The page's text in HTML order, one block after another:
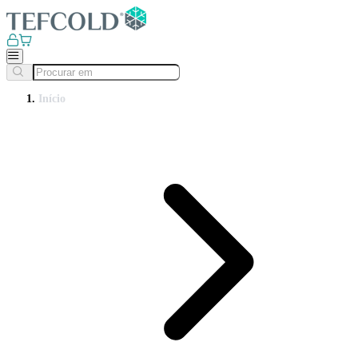
Início